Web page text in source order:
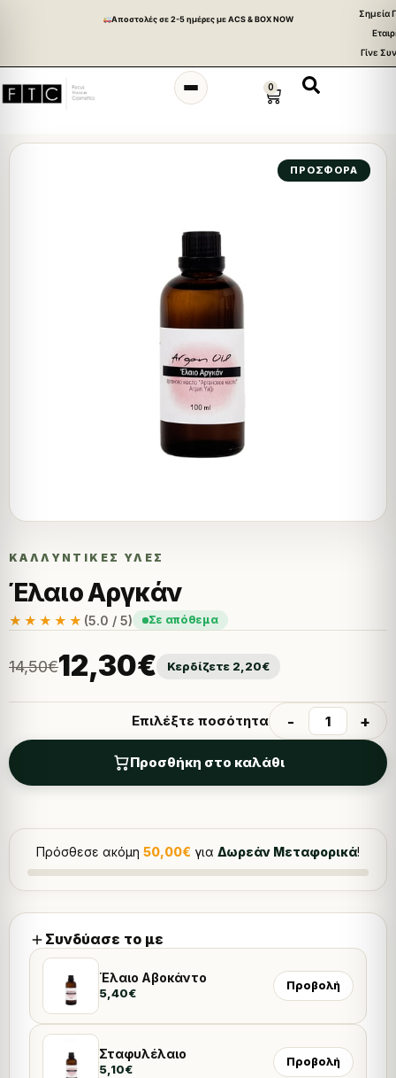
Aποστολές σε 2-5 ημέρες με ACS & BOX NOW
Σημεία
Γίνε
0
ΠΡΟΣΦΟΡΑ
ΚΑΛΛΥΝΤΙΚΈΣ ΎΛΕΣ
Έλαιο Αργκάν
★★★★★ (5.0 / 5) Σε απόθεμα
14,50€12,30€ Κερδίζετε 2,20€
Επιλέξτε ποσότητα - +
Προσθήκη στο καλάθι
Πρόσθεσε ακόμη 50,00€ για Δωρεάν Μεταφορικά!
Συνδύασε το με
Έλαιο Αβοκάντο
5,40€
Προβολή
Σταφυλέλαιο
5,10€
Προβολή